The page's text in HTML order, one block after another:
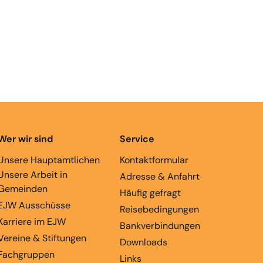
wir sind
Hauptamtlichen
Arbeit in
Ausschüsse
im EJW
& Stiftungen
Service
Kontaktformular
Adresse & Anfahrt
Häufig gefragt
Reisebedingungen
Bankverbindungen
Downloads
Links